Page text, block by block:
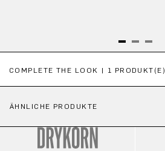
COMPLETE THE LOOK | 1 PRODUKT(E)
ÄHNLICHE PRODUKTE